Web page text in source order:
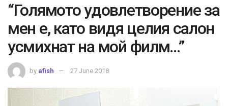
“Голямото удовлетворение за
мен е, като видя целия салон
усмихнат на мой филм…”
by afish 27 June 2018